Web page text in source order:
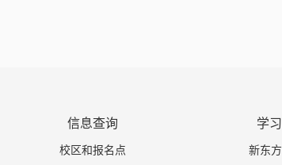
信息查询
校区和报名点
学
新东